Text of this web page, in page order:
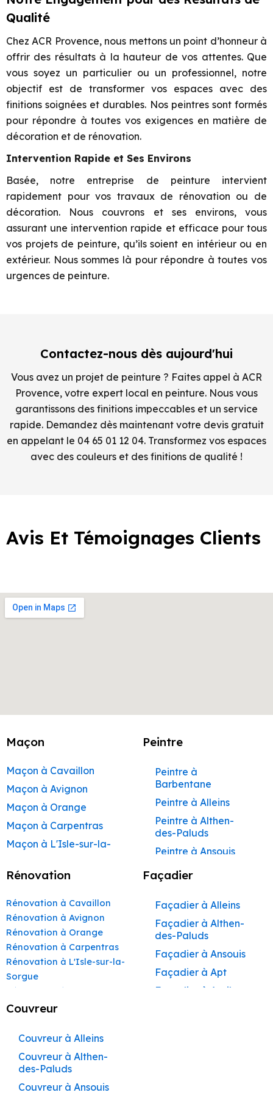
Qualité
Chez ACR Provence, nous mettons un point d’honneur à
offrir des résultats à la hauteur de vos attentes. Que
vous soyez un particulier ou un professionnel, notre
objectif est de transformer vos espaces avec des
finitions soignées et durables. Nos peintres sont formés
pour répondre à toutes vos exigences en matière de
décoration et de rénovation.
Intervention Rapide et Ses Environs
Basée, notre entreprise de peinture intervient
rapidement pour vos travaux de rénovation ou de
décoration. Nous couvrons et ses environs, vous
assurant une intervention rapide et efficace pour tous
vos projets de peinture, qu’ils soient en intérieur ou en
extérieur. Nous sommes là pour répondre à toutes vos
urgences de peinture.
Contactez-nous dès aujourd'hui
Vous avez un projet de peinture ? Faites appel à ACR
Provence, votre expert local en peinture. Nous vous
garantissons des finitions impeccables et un service
rapide. Demandez dès maintenant votre devis gratuit
en appelant le 04 65 01 12 04. Transformez vos espaces
avec des couleurs et des finitions de qualité !
Avis Et Témoignages Clients
Maçon
Maçon à Cavaillon
Maçon à Avignon
Maçon à Orange
Maçon à Carpentras
Maçon à L'Isle-sur-la-
Maçon à Apt
Maçon à Pertuis
Maçon à Sorgues
Maçon à Le Pontet
Maçon à Vaison-la-
Romaine
Maçon à Bollène
Maçon à Monteux
Maçon à Morières-lès-
Avignon
Maçon à Vedène
Peintre
Peintre à
Barbentane
Peintre à Alleins
Peintre à Althen-
des-Paluds
Peintre à Ansouis
Peintre à Apt
Peintre à Aurons
Peintre à Avignon
Peintre à
Beaumettes
Peintre à Beaumont-
de-Pertuis
Rénovation
Rénovation à Cavaillon
Rénovation à Avignon
Rénovation à Orange
Rénovation à Carpentras
Rénovation à L'Isle-sur-la-
Sorgue
Rénovation à Apt
Rénovation à Pertuis
Rénovation à Le Pontet
Rénovation à Vaison-la-
Romaine
Façadier
Façadier à Alleins
Façadier à Althen-
des-Paluds
Façadier à Ansouis
Façadier à Apt
Façadier à Auribeau
Couvreur
Couvreur à Alleins
Couvreur à Althen-
des-Paluds
Couvreur à Ansouis